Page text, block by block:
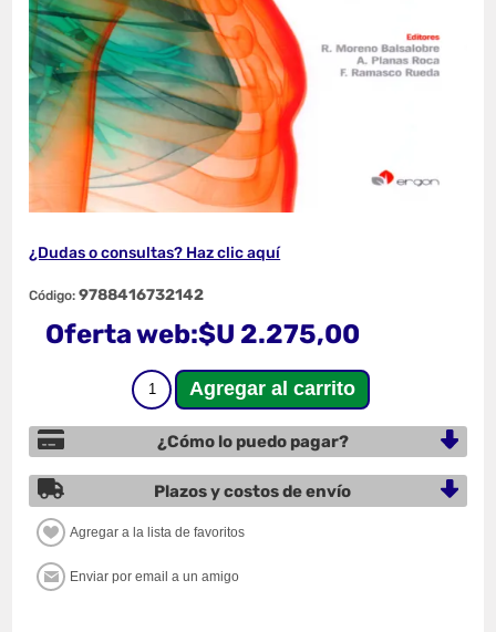
¿Dudas o consultas? Haz clic aquí
Código: 9788416732142
Oferta web:$U 2.275,00
¿Cómo lo puedo pagar?
Plazos y costos de envío